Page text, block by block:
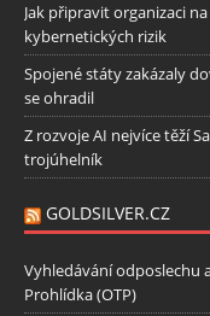
Jak připravit organizaci
kybernetických rizik
Spojené státy zakázaly
se ohradil
Z rozvoje AI nejvíce těží
trojúhelník
GOLDSILVER.CZ
Vyhledávání odposlechu
Prohlídka (OTP)